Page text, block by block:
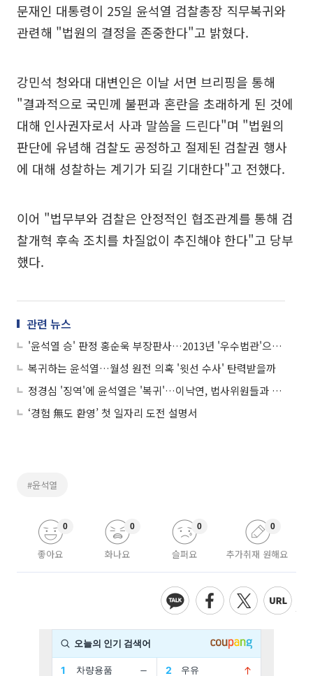
문재인 대통령이 25일 윤석열 검찰총장 직무복귀와
관련해 "법원의 결정을 존중한다"고 밝혔다.
강민석 청와대 대변인은 이날 서면 브리핑을 통해
"결과적으로 국민께 불편과 혼란을 초래하게 된 것에
대해 인사권자로서 사과 말씀을 드린다"며 "법원의
판단에 유념해 검찰도 공정하고 절제된 검찰권 행사
에 대해 성찰하는 계기가 되길 기대한다"고 전했다.
이어 "법무부와 검찰은 안정적인 협조관계를 통해 검
찰개혁 후속 조치를 차질없이 추진해야 한다"고 당부
했다.
관련 뉴스
'윤석열 승' 판정 홍순욱 부장판사…2013년 '우수법관'으로 선정
복귀하는 윤석열…월성 원전 의혹 '윗선 수사' 탄력받을까
정경심 '징역'에 윤석열은 '복귀'…이낙연, 법사위원들과 긴급회의
‘경험 無도 환영’ 첫 일자리 도전 설명서
#윤석열
좋아요
0
화나요
0
슬퍼요
0
추가취재 원해요
0